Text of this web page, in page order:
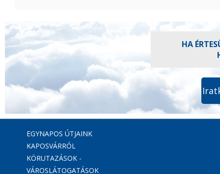
HA
EGYNAPOS ÚTJAINK
KAPOSVÁRRÓL
KÖRUTAZÁSOK -
VÁROSLÁTOGATÁSOK